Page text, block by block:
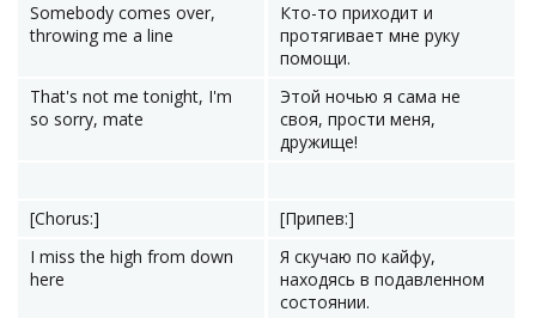
Somebody comes over,
throwing me a line
Кто-то приходит и
протягивает мне руку
помощи.
That's not me tonight, I'm
so sorry, mate
Этой ночью я сама не
своя, прости меня,
дружище!
[Chorus:]
[Припев:]
I miss the high from down
here
Я скучаю по кайфу,
находясь в подавленном
состоянии.